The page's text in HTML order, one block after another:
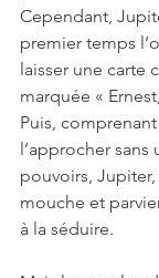
Cependant,
premier temps
laisser une carte
marquée «
Puis,
l’approcher sans
pouvoirs,
mouche et
à la séduire.